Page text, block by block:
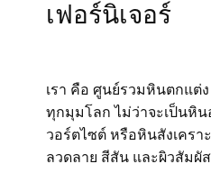
เฟอร์นิเจอร์
เรา คือ ศูนย์รวมหินตกแต่
ทุกมุมโลก ไม่ว่าจะเป็นหิ
วอร์ตไซต์ หรือหินสังเครา
ลวดลาย สีสัน และผิวสัมผั